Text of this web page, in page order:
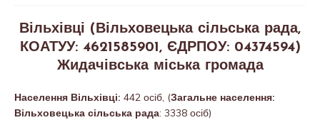
Вільхівці (Вільховецька сільська рада,
КОАТУУ: 4621585901, ЄДРПОУ: 04374594)
Жидачівська міська громада
Населення Вільхівці: 442 осіб, (Загальне населення:
Вільховецька сільська рада: 3338 осіб)